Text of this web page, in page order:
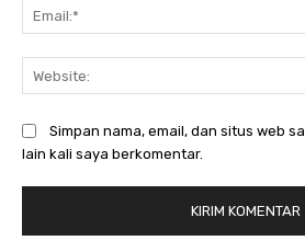
Simpan nama, email, dan situs web
lain kali saya berkomentar.